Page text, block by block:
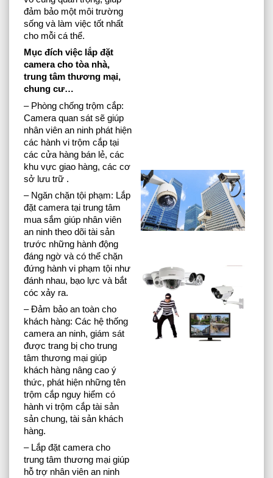
đảm bảo một môi trường
sống và làm việc tốt nhất
cho mỗi cá thể.
Mục đích việc lắp đặt
camera cho tòa nhà,
trung tâm thương mại,
chung cư…
– Phòng chống trộm cắp:
Camera quan sát sẽ giúp
nhân viên an ninh phát hiện
các hành vi trộm cắp tại
các cửa hàng bán lẻ, các
khu vực giao hàng, các cơ
sở lưu trữ .
– Ngăn chặn tội phạm: Lắp
đặt camera tại trung tâm
mua sắm giúp nhân viên
an ninh theo dõi tài sản
trước những hành động
đáng ngờ và có thể chặn
đứng hành vi phạm tội như
đánh nhau, bạo lực và bắt
cóc xảy ra.
– Đảm bảo an toàn cho
khách hàng: Các hệ thống
camera an ninh, giám sát
được trang bị cho trung
tâm thương mại giúp
khách hàng nâng cao ý
thức, phát hiện những tên
trộm cắp nguy hiểm có
hành vi trộm cắp tài sản
sản chung, tài sản khách
hàng.
– Lắp đặt camera cho
trung tâm thương mại giúp
hỗ trợ nhân viên an ninh